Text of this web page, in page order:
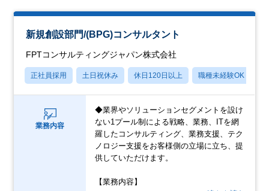
新規創設部門/(BPG)コンサルタント
FPTコンサルティングジャパン株式会社
正社員採用 土日祝休み 休日120日以上 職種未経験OK
業務内容
◆業界やソリューションセグメントを設け
ない1プール制による戦略、業務、ITを網
羅したコンサルティング、業務支援、テク
ノロジー支援をお客様側の立場に立ち、提
供していただけます。
【業務内容】